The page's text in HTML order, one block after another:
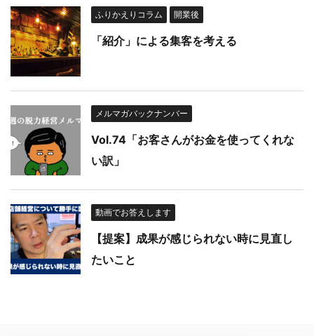
ふりかえりコラム 開業後
「紹介」による集客を考える
メルマガバックナンバー
Vol.74「お客さんがお金を使ってくれな
い訳」
動画でお答えします
【提案】成果が感じられない時に見直し
たいこと